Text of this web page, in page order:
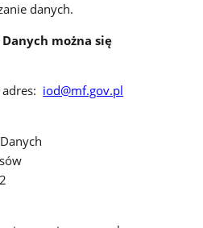
danych.
można się
iod@mf.gov.pl